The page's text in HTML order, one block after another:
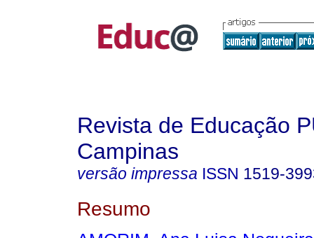
Revista de Educação
Campinas
versão impressa ISSN 1519-
Resumo